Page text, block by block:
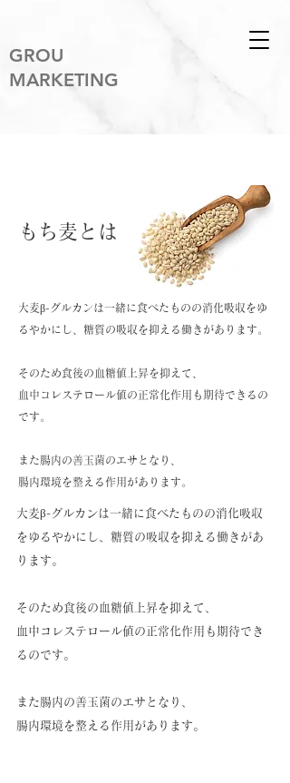
​GROU
MARKETING
もち麦とは
大麦β-グルカンは一緒に食べたものの消化吸収をゆ
るやかにし、糖質の吸収を抑える働きがあります。
そのため食後の血糖値上昇を抑えて、
血中コレステロール値の正常化作用も期待できるの
です。
ま た腸内の善玉菌のエサとなり、
腸内環境を整える作用があります。
大麦β-グルカンは一緒に食べたものの消化吸収
をゆるやかにし、糖質の吸収を抑える働きがあ
ります。
そのため食後の血糖値上昇を抑えて、
血中コレステロール値の正常化作用も期待でき
るのです。
ま た腸内の善玉菌のエサとなり、
腸内環境を整える作用があります。